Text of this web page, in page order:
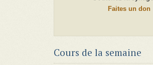
Faites un don
Cours de la semaine